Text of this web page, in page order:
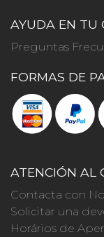
AYUDA EN TU
Preguntas
FORMAS DE
ATENCIÓN AL
Contacta con
Solicitar una
Horários de